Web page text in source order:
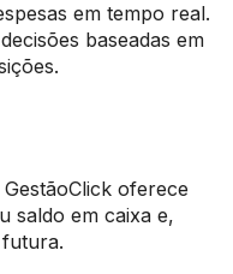
em tempo real.
baseadas em
oferece
saldo em caixa e,